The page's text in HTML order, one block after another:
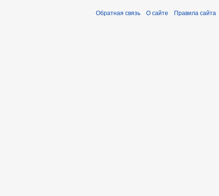
Обратная связь О сайте Правила сайта